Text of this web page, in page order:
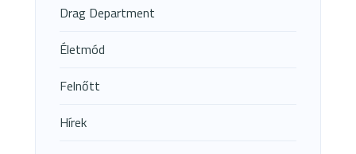
Drag Department
Életmód
Felnőtt
Hírek